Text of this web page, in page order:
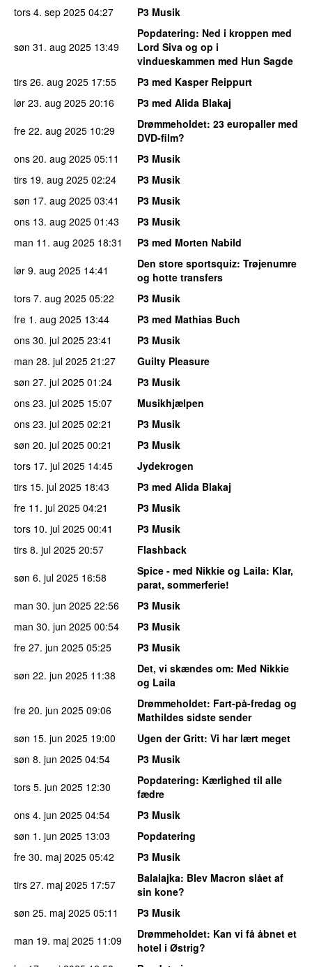
tors 4. sep 2025 04:27 P3 Musik
søn 31. aug 2025 13:49
Popdatering: Ned i kroppen med
Lord Siva og op i
vindueskammen med Hun Sagde
tirs 26. aug 2025 17:55
P3 med Kasper Reippurt
lør 23. aug 2025 20:16
P3 med Alida Blakaj
fre 22. aug 2025 10:29 Drømmeholdet: 23 europaller med
DVD-film?
ons 20. aug 2025 05:11
P3 Musik
tirs 19. aug 2025 02:24
P3 Musik
søn 17. aug 2025 03:41
P3 Musik
ons 13. aug 2025 01:43
P3 Musik
man 11. aug 2025 18:31
P3 med Morten Nabild
lør 9. aug 2025 14:41 Den store sportsquiz: Trøjenumre
og hotte transfers
tors 7. aug 2025 05:22
P3 Musik
fre 1. aug 2025 13:44
P3 med Mathias Buch
ons 30. jul 2025 23:41
P3 Musik
man 28. jul 2025 21:27
Guilty Pleasure
søn 27. jul 2025 01:24
P3 Musik
ons 23. jul 2025 15:07
Musikhjælpen
ons 23. jul 2025 02:21
P3 Musik
søn 20. jul 2025 00:21
P3 Musik
tors 17. jul 2025 14:45
Jydekrogen
tirs 15. jul 2025 18:43
P3 med Alida Blakaj
fre 11. jul 2025 04:21
P3 Musik
tors 10. jul 2025 00:41
P3 Musik
tirs 8. jul 2025 20:57
Flashback
søn 6. jul 2025 16:58 Spice - med Nikkie og Laila: Klar,
parat, sommerferie!
man 30. jun 2025 22:56
P3 Musik
man 30. jun 2025 00:54
P3 Musik
fre 27. jun 2025 05:25
P3 Musik
søn 22. jun 2025 11:38 Det, vi skændes om: Med Nikkie
og Laila
fre 20. jun 2025 09:06 Drømmeholdet: Fart-på-fredag og
Mathildes sidste sender
søn 15. jun 2025 19:00 Ugen der Gritt: Vi har lært meget
søn 8. jun 2025 04:54
P3 Musik
tors 5. jun 2025 12:30 Popdatering: Kærlighed til alle
fædre
ons 4. jun 2025 04:54
P3 Musik
søn 1. jun 2025 13:03
Popdatering
fre 30. maj 2025 05:42
P3 Musik
tirs 27. maj 2025 17:57 Balalajka: Blev Macron slået af
sin kone?
søn 25. maj 2025 05:11
P3 Musik
man 19. maj 2025 11:09 Drømmeholdet: Kan vi få åbnet et
hotel i Østrig?